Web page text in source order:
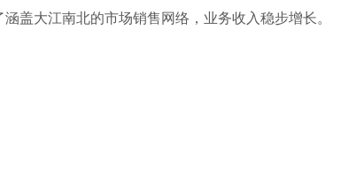
盖大江南北的市场销售网络，业务收入稳步增长。